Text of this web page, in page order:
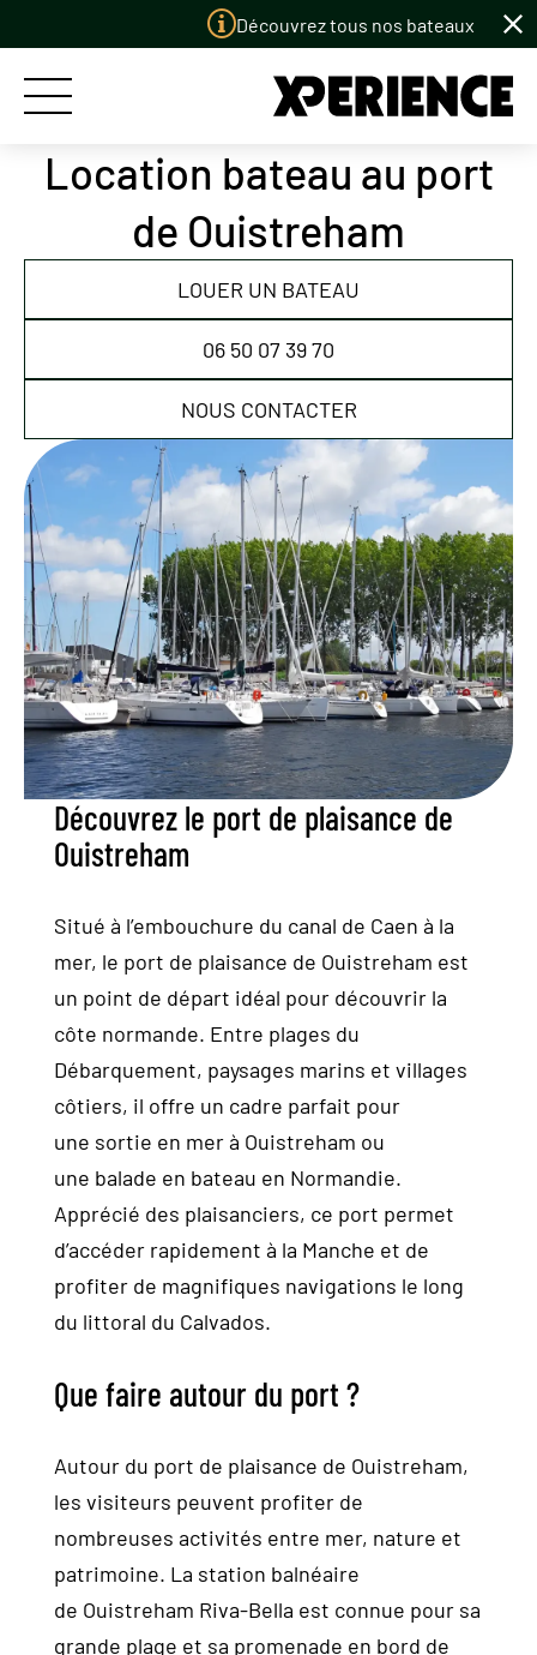
Découvrez tous nos bateaux à louer
ACCUEIL
PERMIS BATEAU
LE CLUB
ACTUALITÉS
Contact
Location
Nous situer
Location bateau au port
de Ouistreham
LOUER UN BATEAU
06 50 07 39 70
NOUS CONTACTER
Découvrez le port de plaisance de
Ouistreham
Situé à l’embouchure du canal de Caen à la
mer, le port de plaisance de Ouistreham est
un point de départ idéal pour découvrir la
côte normande. Entre plages du
Débarquement, paysages marins et villages
côtiers, il offre un cadre parfait pour
une sortie en mer à Ouistreham ou
une balade en bateau en Normandie.
Apprécié des plaisanciers, ce port permet
d’accéder rapidement à la Manche et de
profiter de magnifiques navigations le long
du littoral du Calvados.
Que faire autour du port ?
Autour du port de plaisance de Ouistreham,
les visiteurs peuvent profiter de
nombreuses activités entre mer, nature et
patrimoine. La station balnéaire
de Ouistreham Riva-Bella est connue pour sa
grande plage et sa promenade en bord de
Panneau de gestion des cookies